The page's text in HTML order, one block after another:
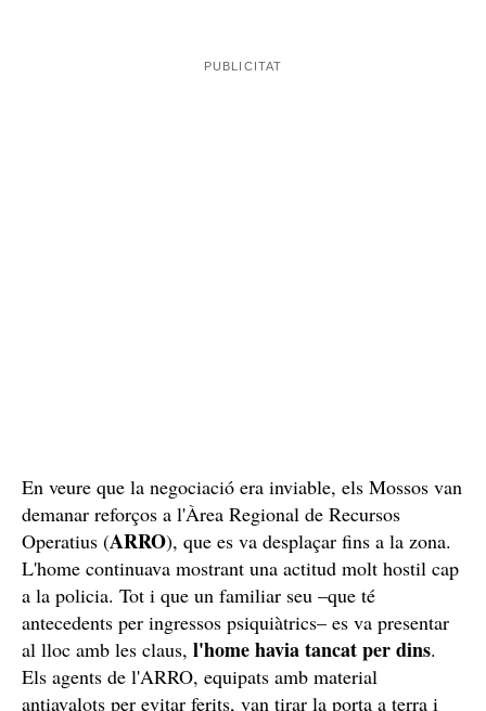
En veure que la negociació era inviable, els Mossos van
demanar reforços a l'Àrea Regional de Recursos
Operatius (ARRO), que es va desplaçar fins a la zona.
L'home continuava mostrant una actitud molt hostil cap
a la policia. Tot i que un familiar seu –que té
antecedents per ingressos psiquiàtrics– es va presentar
al lloc amb les claus, l'home havia tancat per dins.
Els agents de l'ARRO, equipats amb material
antiavalots per evitar ferits, van tirar la porta a terra i